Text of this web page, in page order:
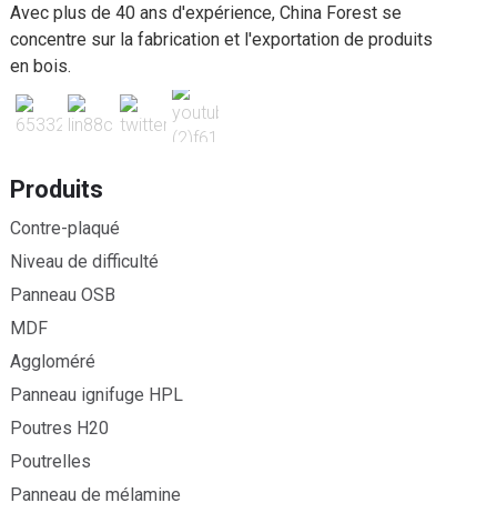
Avec plus de 40 ans d'expérience, China Forest se
concentre sur la fabrication et l'exportation de produits
en bois.
Produits
Contre-plaqué
Niveau de difficulté
Panneau OSB
MDF
Aggloméré
Panneau ignifuge HPL
Poutres H20
Poutrelles
Panneau de mélamine